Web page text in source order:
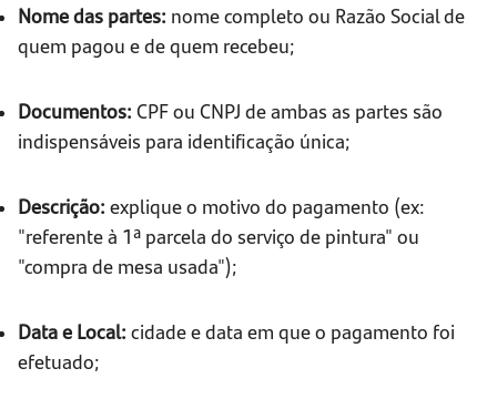
Nome das partes: nome completo ou Razão Social de
quem pagou e de quem recebeu;
Documentos: CPF ou CNPJ de ambas as partes são
indispensáveis para identificação única;
Descrição: explique o motivo do pagamento (ex:
"referente à 1ª parcela do serviço de pintura" ou
"compra de mesa usada");
Data e Local: cidade e data em que o pagamento foi
efetuado;